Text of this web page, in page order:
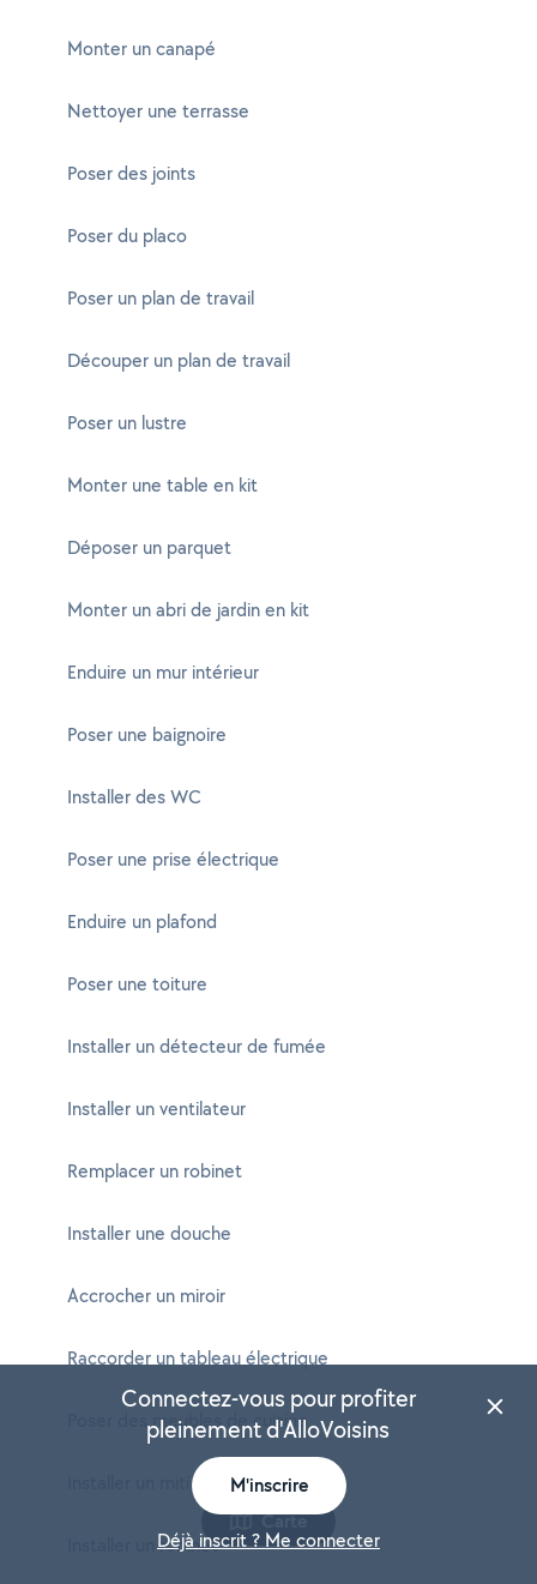
Monter un canapé
Nettoyer une terrasse
Poser des joints
Poser du placo
Poser un plan de travail
Découper un plan de travail
Poser un lustre
Monter une table en kit
Déposer un parquet
Monter un abri de jardin en kit
Enduire un mur intérieur
Poser une baignoire
Installer des WC
Poser une prise électrique
Enduire un plafond
Poser une toiture
Installer un détecteur de fumée
Installer un ventilateur
Remplacer un robinet
Installer une douche
Accrocher un miroir
Raccorder un tableau électrique
Poser des meubles de cuisine
Installer un mitigeur
Installer un robinet
Carte
Connectez-vous pour profiter
pleinement d'AlloVoisins
M'inscrire
Déjà inscrit ? Me connecter